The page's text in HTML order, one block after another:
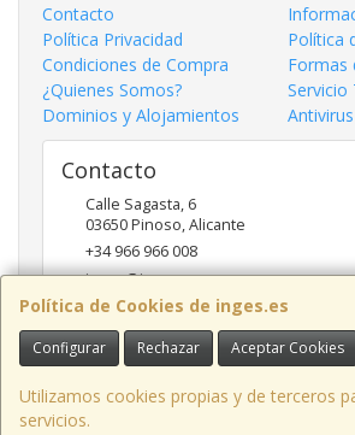
Política de Cookies de inges.es
Configurar Rechazar Aceptar Cookies
Utilizamos cookies propias y de terceros
servicios.
Contacto
Política Privacidad
Política
Condiciones de Compra
Formas
¿Quienes Somos?
Servicio
Dominios y Alojamientos
Contacto
Calle Sagasta, 6
03650Pinoso,Alicante
+34 966 966 008
inges@inges.es
Horario
9:00h - 14:00h y 17:00h - 19:30h